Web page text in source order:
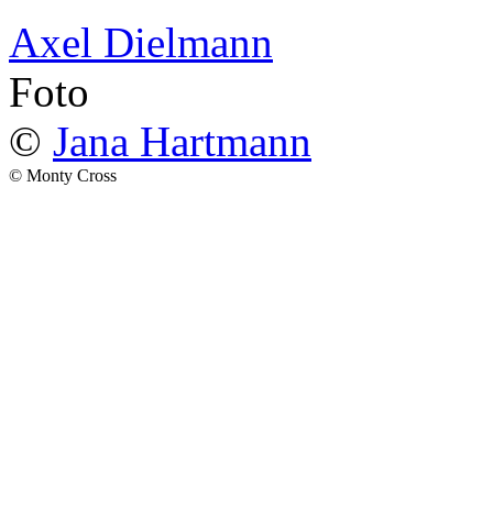
Axel Dielmann
Foto
© Jana Hartmann
© Monty Cross